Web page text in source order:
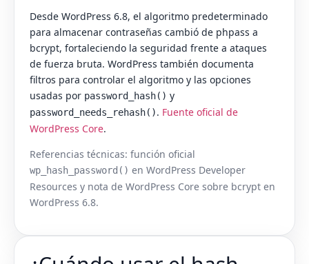
Desde WordPress 6.8, el algoritmo predeterminado
para almacenar contraseñas cambió de phpass a
bcrypt, fortaleciendo la seguridad frente a ataques
de fuerza bruta. WordPress también documenta
filtros para controlar el algoritmo y las opciones
usadas por password_hash() y
password_needs_rehash(). Fuente oficial de
WordPress Core.
Referencias técnicas: función oficial
wp_hash_password() en WordPress Developer
Resources y nota de WordPress Core sobre bcrypt en
WordPress 6.8.